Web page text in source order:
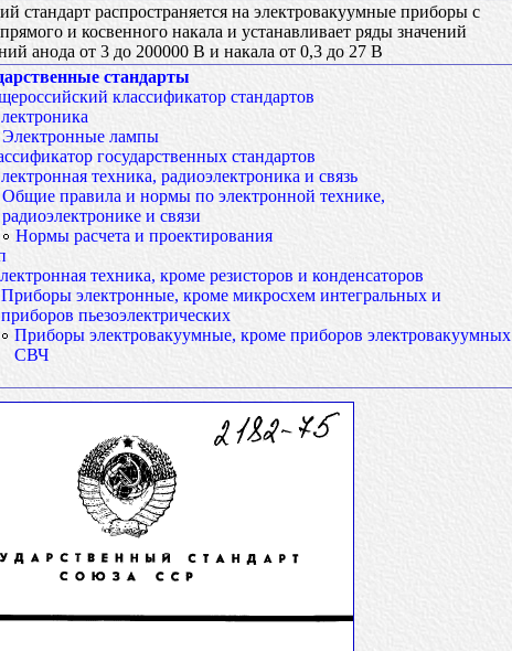
стандарт распространяется на электровакуумные приборы с
и косвенного накала и устанавливает ряды значений
анода от 3 до 200000 В и накала от 0,3 до 27 В
стандарты
классификатор стандартов
Электронные лампы
государственных стандартов
техника, радиоэлектроника и связь
Общие правила и нормы по электронной технике,
радиоэлектронике и связи
Нормы расчета и проектирования
техника, кроме резисторов и конденсаторов
Приборы электронные, кроме микросхем интегральных и
приборов пьезоэлектрических
Приборы электровакуумные, кроме приборов электровакуумных
СВЧ